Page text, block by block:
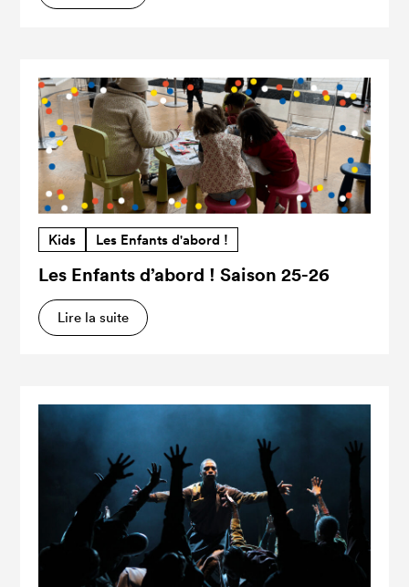
Kids Les Enfants d'abord !
Les Enfants d’abord ! Saison 25-26
Lire la suite